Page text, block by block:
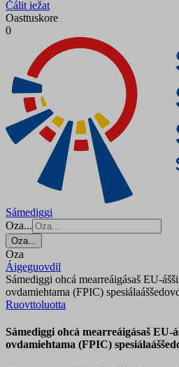
Čálit iežat
Oasttuskore
0
Sámediggi
Oza...
Oza...
Oza
Áigeguovdil
Sámediggi ohcá mearreáigásaš EU-
ovdamiehtama (FPIC)
Ruovttoluotta
Sámediggi ohcá mearreáigásaš EU-
ovdamiehtama (FPIC)